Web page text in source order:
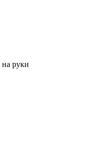
на руки